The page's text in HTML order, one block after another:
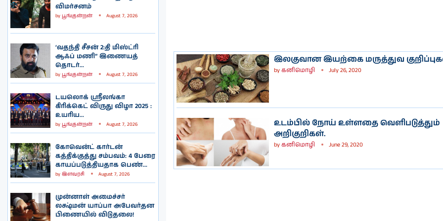
விமர்சனம்
by பூங்குன்றன் August 7, 2026
‘வதந்தி சீசன் 2:தி மிஸ்ட்ரி
ஆஃப் மணி” இணையத்
தொடர்...
by பூங்குன்றன் August 7, 2026
டயலொக் ஸ்ரீலங்கா
கிரிக்கெட் விருது விழா 2025 :
உயரிய...
by பூங்குன்றன் August 7, 2026
கோவென்ட் கார்டன்
கத்திக்குத்து சம்பவம்: 4 பேரை
காயப்படுத்தியதாக பெண்...
by இளவரசி August 7, 2026
முன்னாள் அமைச்சர்
லக்ஷ்மன் யாப்பா அபேவர்தன
பிணையில் விடுதலை!
இலகுவான இயற்கை மருத்துவ
byகனிமொழி July 26, 2020
உடம்பில் நோய் உள்ளதை வெளிபடுத்தும்
அறிகுறிகள்.
byகனிமொழி June 29, 2020